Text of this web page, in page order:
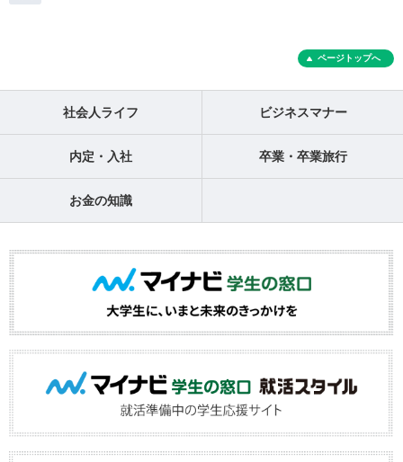
ページトップへ
社会人ライフ ビジネスマナー
内定・入社 卒業・卒業旅行
お金の知識